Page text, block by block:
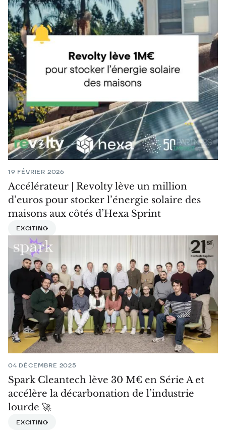
19 FÉVRIER 2026
Accélérateur | Revolty lève un million
d’euros pour stocker l’énergie solaire des
maisons aux côtés d’Hexa Sprint
EXCITING
04 DÉCEMBRE 2025
Spark Cleantech lève 30 M€ en Série A et
accélère la décarbonation de l’industrie
lourde 🚀
EXCITING